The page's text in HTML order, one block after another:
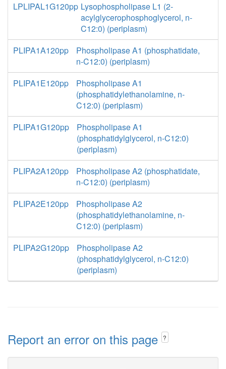
LPLIPAL1G120pp Lysophospholipase L1 (2-
acylglycerophosphoglycerol, n-
C12:0) (periplasm)
PLIPA1A120pp
Phospholipase A1 (phosphatidate,
n-C12:0) (periplasm)
PLIPA1E120pp
Phospholipase A1
(phosphatidylethanolamine, n-
C12:0) (periplasm)
PLIPA1G120pp
Phospholipase A1
(phosphatidylglycerol, n-C12:0)
(periplasm)
PLIPA2A120pp
Phospholipase A2 (phosphatidate,
n-C12:0) (periplasm)
PLIPA2E120pp
Phospholipase A2
(phosphatidylethanolamine, n-
C12:0) (periplasm)
PLIPA2G120pp
Phospholipase A2
(phosphatidylglycerol, n-C12:0)
(periplasm)
Report an error on this page ?